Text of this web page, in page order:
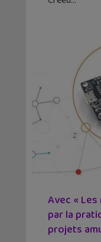
Avec «
par la
projets